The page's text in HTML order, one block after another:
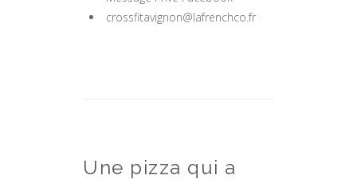
crossfitavignon@lafrenchco.fr
Une pizza qui a